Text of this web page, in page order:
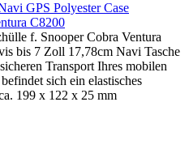
GPS Polyester Case
C8200
f. Snooper Cobra Ventura
bis 7 Zoll 17,78cm Navi Tasche
Transport Ihres mobilen
sich ein elastisches
199 x 122 x 25 mm